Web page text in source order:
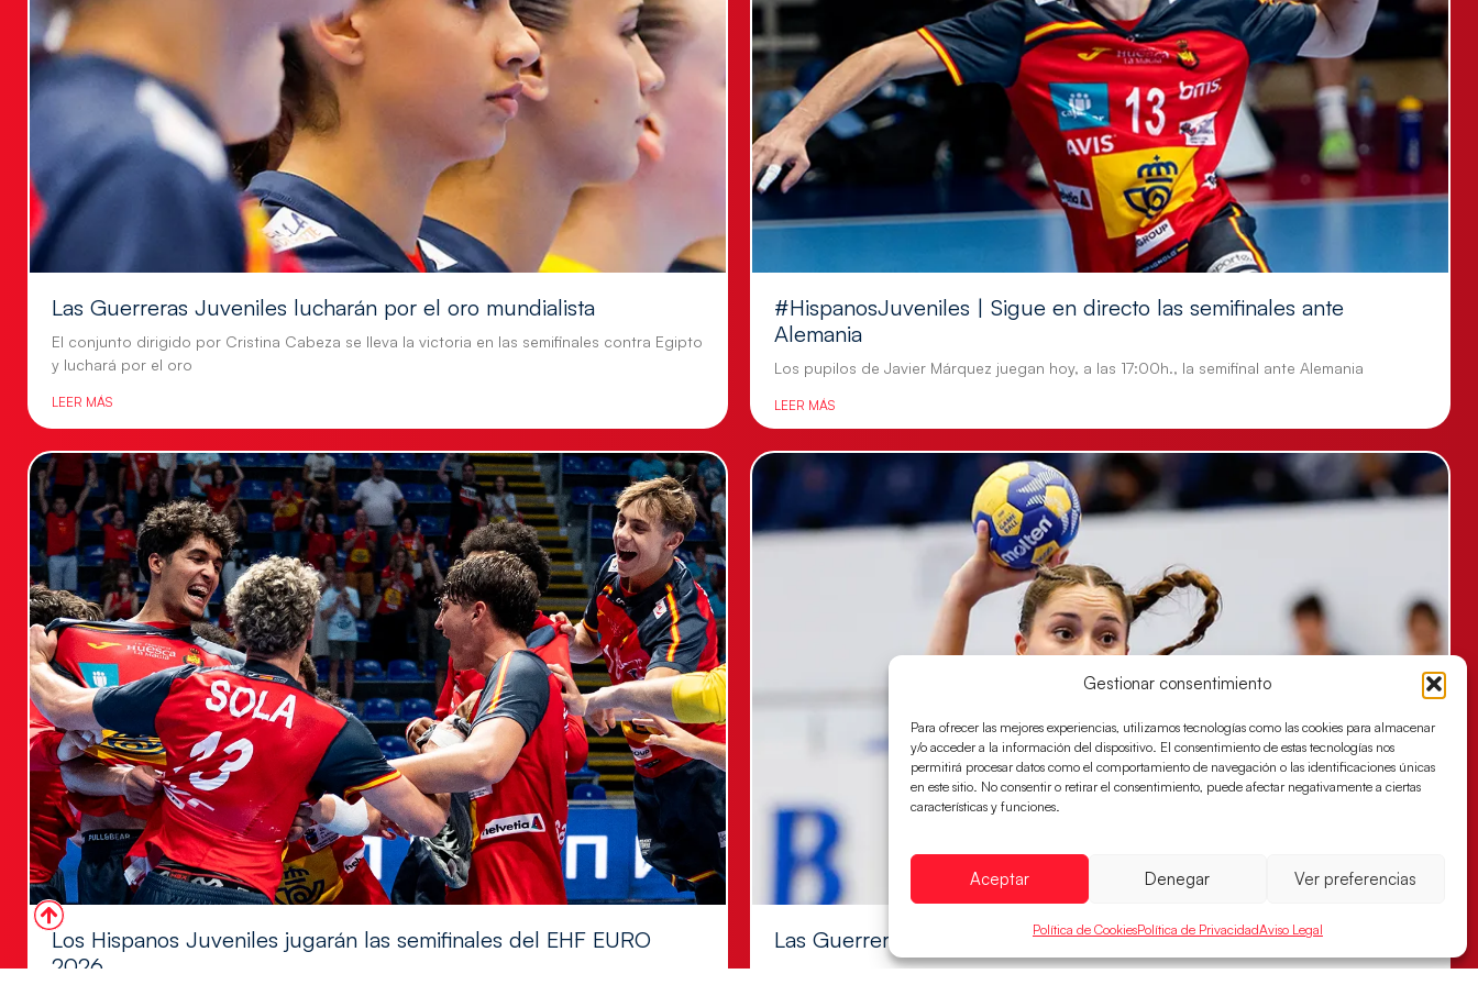
Gestionar consentimiento
Para ofrecer las mejores experiencias, utilizamos tecnologías como las cookies para almacenar
y/o acceder a la información del dispositivo. El consentimiento de estas tecnologías nos
permitirá procesar datos como el comportamiento de navegación o las identificaciones únicas
en este sitio. No consentir o retirar el consentimiento, puede afectar negativamente a ciertas
características y funciones.
Aceptar Denegar Ver preferencias
Política de CookiesPolítica de PrivacidadAviso Legal
Las Guerreras Juveniles lucharán por el oro mundialista
El conjunto dirigido por Cristina Cabeza se lleva la victoria en las semifinales contra Egipto
y luchará por el oro
LEER MÁS
#HispanosJuveniles | Sigue en directo las semifinales ante
Alemania
Los pupilos de Javier Márquez juegan hoy, a las 17:00h., la semifinal ante Alemania
LEER MÁS
Los Hispanos Juveniles jugarán las semifinales del EHF EURO
2026
Las Guerreras Juveniles sellan su billete para las semifinales
Las pupilas de Cristina Cabeza han remontado con parcial de 7:1 que les ha dado el pase